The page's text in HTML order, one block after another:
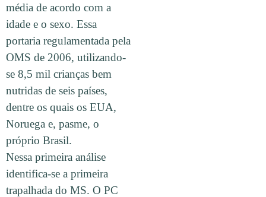
média de acordo com a
idade e o sexo. Essa
portaria regulamentada pela
OMS de 2006, utilizando-
se 8,5 mil crianças bem
nutridas de seis países,
dentre os quais os EUA,
Noruega e, pasme, o
próprio Brasil.
Nessa primeira análise
identifica-se a primeira
trapalhada do MS. O PC